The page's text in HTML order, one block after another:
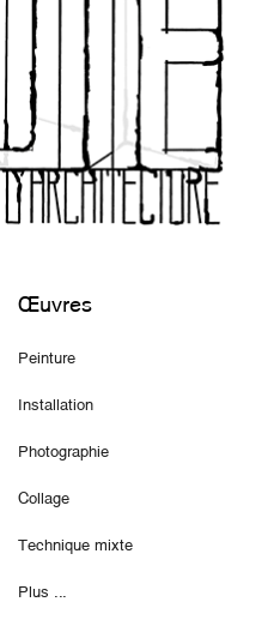
Œuvres
Peinture
Installation
Photographie
Collage
Technique mixte
Plus ...